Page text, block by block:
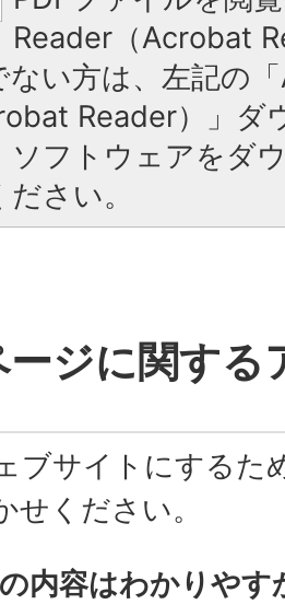
Reader（Acrobat
ない方は、左記の
Reader）」ダ
ソフトウェアをダ
さい。
ージに関する
ブサイトにするた
せください。
内容はわかりやす